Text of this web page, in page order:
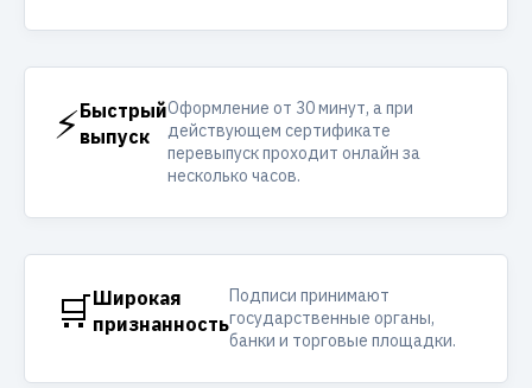
⚡Быстрый
выпуск
Оформление от 30 минут, а при
действующем сертификате
перевыпуск проходит онлайн за
несколько часов.
🛒Широкая
признанность
Подписи принимают
государственные органы,
банки и торговые площадки.